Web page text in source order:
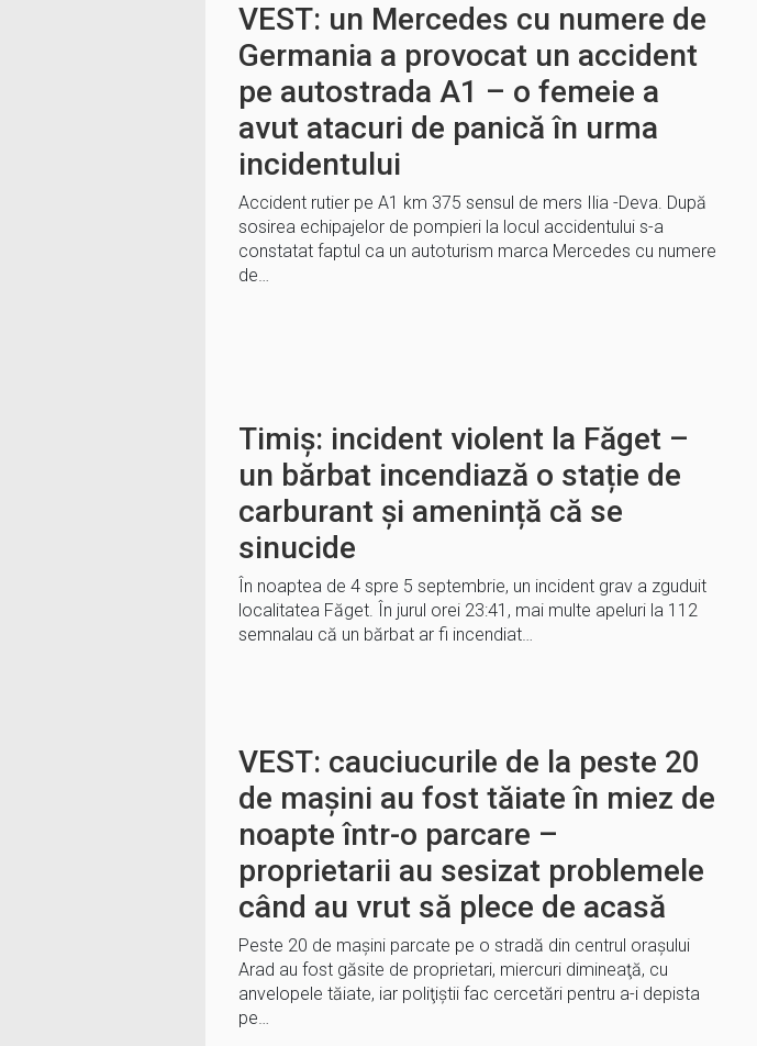
VEST: un Mercedes cu numere de
Germania a provocat un accident
pe autostrada A1 – o femeie a
avut atacuri de panică în urma
incidentului
Accident rutier pe A1 km 375 sensul de mers Ilia -Deva. După
sosirea echipajelor de pompieri la locul accidentului s-a
constatat faptul ca un autoturism marca Mercedes cu numere
de…
Timiș: incident violent la Făget –
un bărbat incendiază o stație de
carburant și amenință că se
sinucide
În noaptea de 4 spre 5 septembrie, un incident grav a zguduit
localitatea Făget. În jurul orei 23:41, mai multe apeluri la 112
semnalau că un bărbat ar fi incendiat…
VEST: cauciucurile de la peste 20
de mașini au fost tăiate în miez de
noapte într-o parcare –
proprietarii au sesizat problemele
când au vrut să plece de acasă
Peste 20 de maşini parcate pe o stradă din centrul oraşului
Arad au fost găsite de proprietari, miercuri dimineaţă, cu
anvelopele tăiate, iar poliţiştii fac cercetări pentru a-i depista
pe…